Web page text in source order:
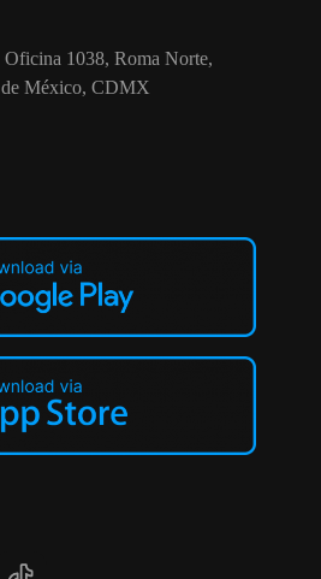
1038, Roma Norte,
de México, CDMX